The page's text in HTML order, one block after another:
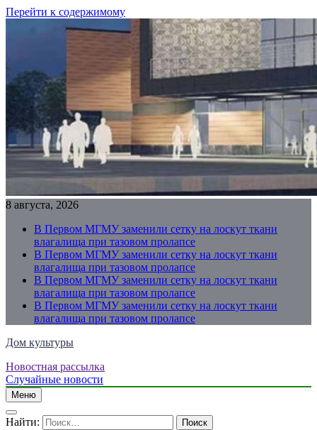
Перейти к содержимому
8 августа, 2026
В Первом МГМУ заменили сетку на лоскут ткани
влагалища при тазовом пролапсе
В Первом МГМУ заменили сетку на лоскут ткани
влагалища при тазовом пролапсе
В Первом МГМУ заменили сетку на лоскут ткани
влагалища при тазовом пролапсе
В Первом МГМУ заменили сетку на лоскут ткани
влагалища при тазовом пролапсе
Дом культуры
Just another WordPress site
Новостная рассылка
Случайные новости
Меню
Найти: